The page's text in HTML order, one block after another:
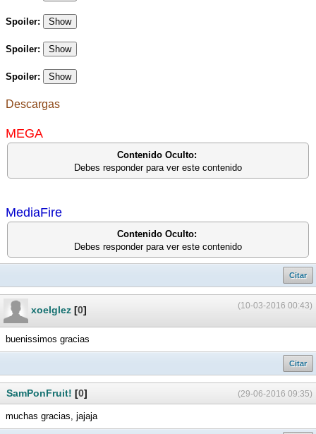
Spoiler: Show
Spoiler: Show
Spoiler: Show
Descargas
MEGA
Contenido Oculto:
Debes responder para ver este contenido
MediaFire
Contenido Oculto:
Debes responder para ver este contenido
Citar
(10-03-2016 00:43)
xoelglez [0]
buenissimos gracias
Citar
(29-06-2016 09:35)
SamPonFruit! [0]
muchas gracias, jajaja